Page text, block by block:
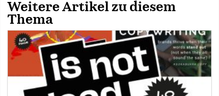
Weitere Artikel zu diesem
Thema